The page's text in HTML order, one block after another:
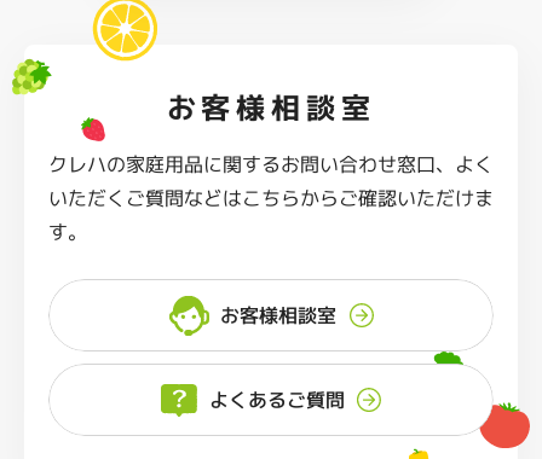
お客様相談室
クレハの家庭用品に関するお問い合わせ窓口、よく
いただくご質問などはこちらからご確認いただけま
す。
お客様相談室
よくあるご質問